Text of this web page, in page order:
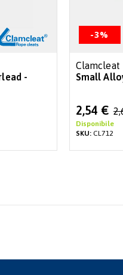
-
-3%
Clamcleat
Small
Special
Price
2,54 €
Disponibile
SKU:CL712